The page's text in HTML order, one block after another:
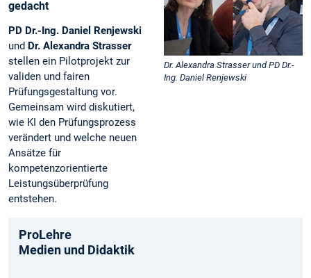
Dr. Alexandra Strasser und PD Dr.-
Ing. Daniel Renjewski
gedacht
PD Dr.-Ing. Daniel Renjewski
und Dr. Alexandra Strasser
stellen ein Pilotprojekt zur
validen und fairen
Prüfungsgestaltung vor.
Gemeinsam wird diskutiert,
wie KI den Prüfungsprozess
verändert und welche neuen
Ansätze für
kompetenzorientierte
Leistungsüberprüfung
entstehen.
ProLehre
Medien und Didaktik